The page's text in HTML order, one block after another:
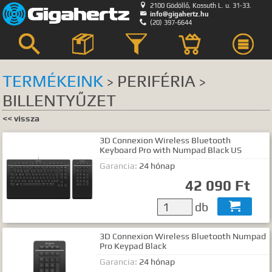
 2100 Gödöllő, Kossuth L. u. 31-33.
info@gigahertz.hu
(20) 397-6644
Keresés
KERESÉS HELYE
egyik sem
Bemutatkozás
Hírek, akciók
Szerviz
Termék kategóriák
Termék nevek
Termék leírások
TERMÉKEINK > PERIFÉRIA >
BILLENTYŰZET
<< vissza
3D Connexion Wireless Bluetooth
Keyboard Pro with Numpad Black US
Garancia: 24 hónap
42 090 Ft
db 
3D Connexion Wireless Bluetooth Numpad
Pro Keypad Black
Garancia: 24 hónap